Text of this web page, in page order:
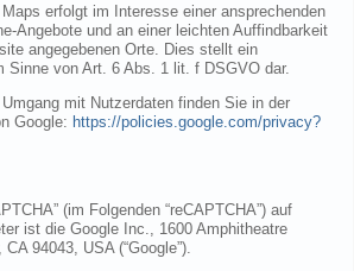
erfolgt im Interesse einer ansprechenden
Angebote und an einer leichten Auffindbarkeit
angegebenen Orte. Dies stellt ein
Sinne von Art. 6 Abs. 1 lit. f DSGVO dar.
mit Nutzerdaten finden Sie in der
Google: https://policies.google.com/privacy?
(im Folgenden “reCAPTCHA”) auf
ist die Google Inc., 1600 Amphitheatre
94043, USA (“Google”).